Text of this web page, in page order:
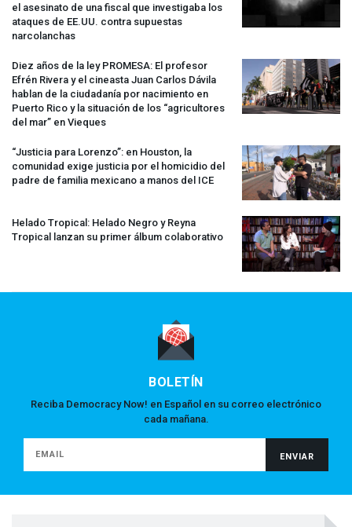
el asesinato de una fiscal que investigaba los
ataques de EE.UU. contra supuestas
narcolanchas
Diez años de la ley PROMESA: El profesor
Efrén Rivera y el cineasta Juan Carlos Dávila
hablan de la ciudadanía por nacimiento en
Puerto Rico y la situación de los “agricultores
del mar” en Vieques
“Justicia para Lorenzo”: en Houston, la
comunidad exige justicia por el homicidio del
padre de familia mexicano a manos del ICE
Helado Tropical: Helado Negro y Reyna
Tropical lanzan su primer álbum colaborativo
BOLETÍN
Reciba Democracy Now! en Español en su correo electrónico
cada mañana.